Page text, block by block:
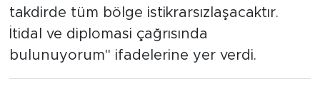
takdirde tüm bölge istikrarsızlaşacaktır.
İtidal ve diplomasi çağrısında
bulunuyorum" ifadelerine yer verdi.